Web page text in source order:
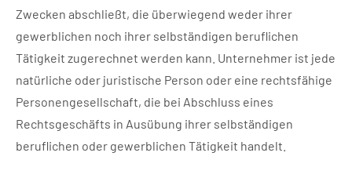
Zwecken abschließt, die überwiegend weder ihrer
gewerblichen noch ihrer selbständigen beruflichen
Tätigkeit zugerechnet werden kann. Unternehmer ist jede
natürliche oder juristische Person oder eine rechtsfähige
Personengesellschaft, die bei Abschluss eines
Rechtsgeschäfts in Ausübung ihrer selbständigen
beruflichen oder gewerblichen Tätigkeit handelt.